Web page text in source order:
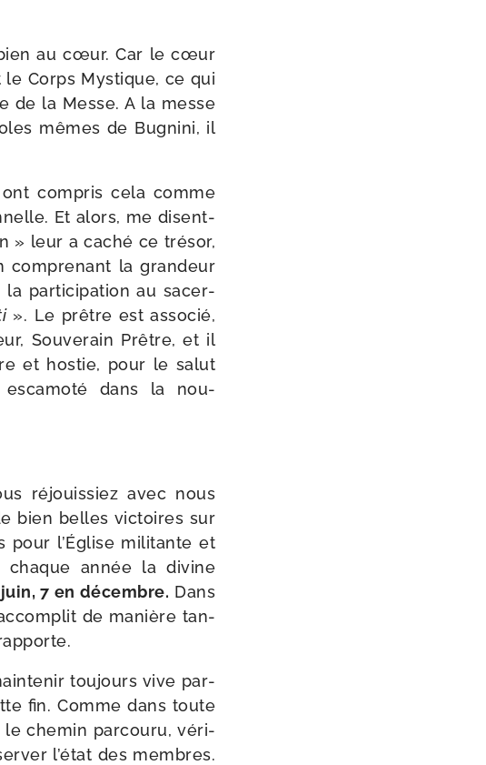
bien au cœur. Car le cœur
Corps Mystique, ce qui
de la Messe. A la messe
mêmes de Bugnini, il
com­pris cela comme
Et alors, me disent-​
» leur a caché ce tré­sor,
com­pre­nant la gran­deur
la par­ti­ci­pa­tion au sacer­
». Le prêtre est asso­cié,
Souverain Prêtre, et il
et hos­tie, pour le salut
esca­mo­té dans la nou­
réjouis­siez avec nous
bien belles vic­toires sur
pour l’Église mili­tante et
chaque année la divine
7 en décembre. Dans
de manière tan­
tou­jours vive par­
fin. Comme dans toute
le che­min par­cou­ru, véri­
l’état des membres.